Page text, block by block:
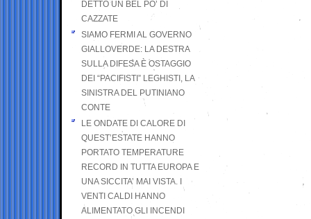
DETTO UN BEL PO’ DI
CAZZATE
SIAMO FERMI AL GOVERNO
GIALLOVERDE: LA DESTRA
SULLA DIFESA È OSTAGGIO
DEI “PACIFISTI” LEGHISTI, LA
SINISTRA DEL PUTINIANO
CONTE
LE ONDATE DI CALORE DI
QUEST’ESTATE HANNO
PORTATO TEMPERATURE
RECORD IN TUTTA EUROPA E
UNA SICCITA’ MAI VISTA. I
VENTI CALDI HANNO
ALIMENTATO GLI INCENDI